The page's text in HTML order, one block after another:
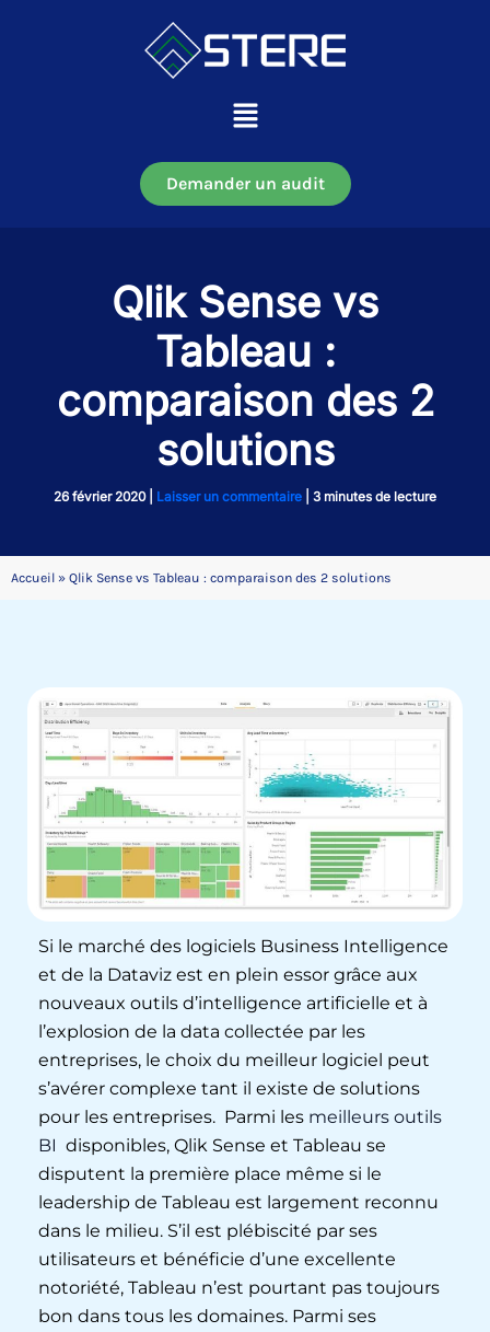
Main
Menu
Demander un audit
Qlik Sense vs
Tableau :
comparaison des 2
solutions
26 février 2020 Laisser un commentaire 3 minutes de lecture
Accueil » Qlik Sense vs Tableau : comparaison des 2 solutions
Si le marché des logiciels Business Intelligence
et de la Dataviz est en plein essor grâce aux
nouveaux outils d’intelligence artificielle et à
l’explosion de la data collectée par les
entreprises, le choix du meilleur logiciel peut
s’avérer complexe tant il existe de solutions
pour les entreprises. Parmi les meilleurs outils
BI disponibles, Qlik Sense et Tableau se
disputent la première place même si le
leadership de Tableau est largement reconnu
dans le milieu. S’il est plébiscité par ses
utilisateurs et bénéficie d’une excellente
notoriété, Tableau n’est pourtant pas toujours
bon dans tous les domaines. Parmi ses